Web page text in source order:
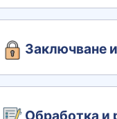
Заключване